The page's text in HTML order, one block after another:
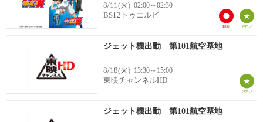
8/11(火) 02:00～02:30
BS12トゥエルビ
ジェット機出動 第101航空基地
8/18(火) 13:30～15:00
東映チャンネルHD
ジェット機出動 第101航空基地